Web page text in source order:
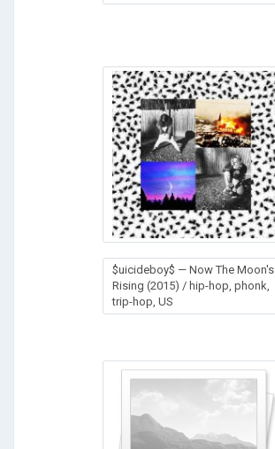
$uicideboy$ — Now The Moon's
Rising (2015) / hip-hop, phonk,
trip-hop, US